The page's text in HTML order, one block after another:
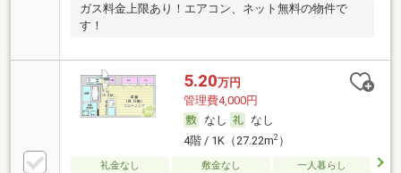
ガス料金上限あり！エアコン、ネット無料の物件で
す！
5.20万円
管理費4,000円
なし
なし
4階 / 1K（27.22m2）
礼金なし 敷金なし
一人暮らし